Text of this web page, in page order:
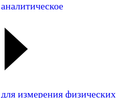
измерения физических